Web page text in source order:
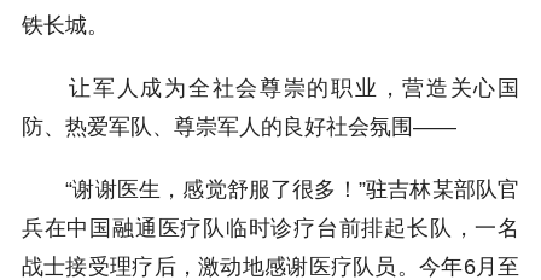
铁长城。
让军人成为全社会尊崇的职业，营造关心国
防、热爱军队、尊崇军人的良好社会氛围——
“谢谢医生，感觉舒服了很多！”驻吉林某部队官
兵在中国融通医疗队临时诊疗台前排起长队，一名
战士接受理疗后，激动地感谢医疗队员。今年6月至